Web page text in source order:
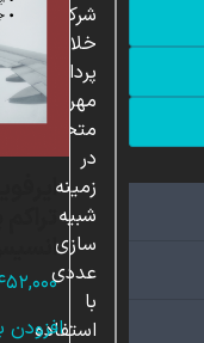
افزودن
شرکت
خلاق
پردازشگران
مهر،
متخصص
در
زمینه
شبیه
سازی
عددی
با
استفاده